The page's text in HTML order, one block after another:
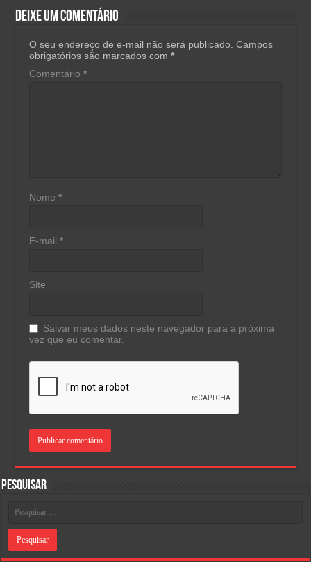
Deixe um comentário
O seu endereço de e-mail não será publicado. Campos
obrigatórios são marcados com*
Comentário*
Nome*
E-mail*
Site
Salvar meus dados neste navegador para a próxima
vez que eu comentar.
Pesquisar